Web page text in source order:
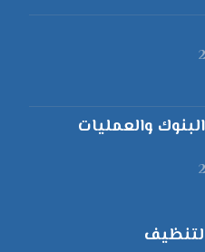
والعمليات